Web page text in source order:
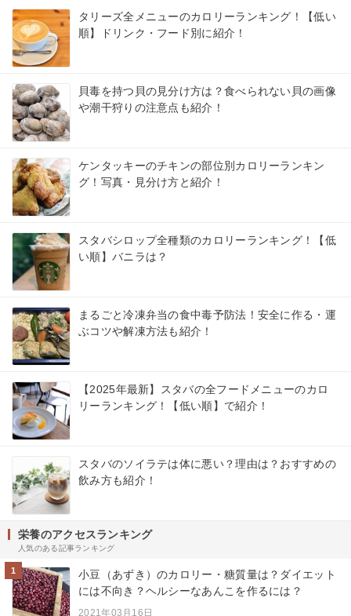
タリーズ全メニューのカロリーランキング！【低い
順】ドリンク・フード別に紹介！
貝毒を持つ貝の見分け方は？食べられない貝の画像
や潮干狩りの注意点も紹介！
ケンタッキーのチキンの部位別カロリーランキン
グ！写真・見分け方と紹介！
スタバシロップ全種類のカロリーランキング！【低
い順】バニラは？
まるごと冷凍弁当の食中毒予防法！安全に作る・運
ぶコツや解凍方法も紹介！
【2025年最新】スタバの全フードメニューのカロ
リーランキング！【低い順】で紹介！
スタバのソイラテは体に悪い？理由は？おすすめの
飲み方も紹介！
栄養のアクセスランキング
人気のある記事ランキング
1
小豆（あずき）のカロリー・糖質量は？ダイエット
には不向き？ヘルシーなあんこを作るには？
2021年03月16日